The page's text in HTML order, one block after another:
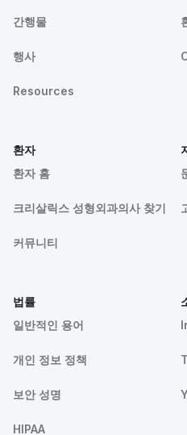
간행물
행사
Resources
환자
환자 홈
크리살릭스 성형외과의사 찾기
커뮤니티
법률
일반적인 용어
개인 정보 정책
보안 성명
HIPAA